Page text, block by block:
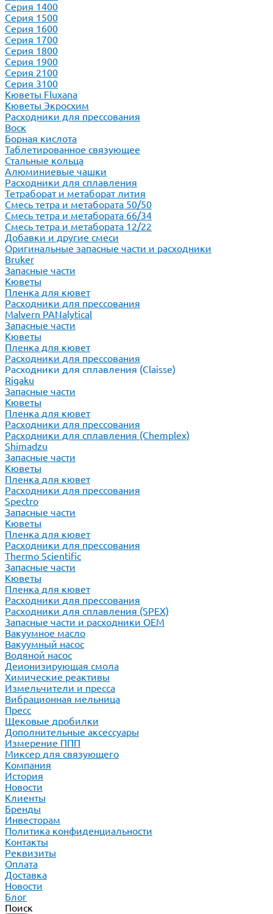
Серия 1400
Серия 1500
Серия 1600
Серия 1700
Серия 1800
Серия 1900
Серия 2100
Серия 3100
Кюветы Fluxana
Кюветы Экросхим
Расходники для прессования
Воск
Борная кислота
Таблетированное связующее
Стальные кольца
Алюминиевые чашки
Расходники для сплавления
Тетраборат и метаборат лития
Смесь тетра и метабората 50/50
Смесь тетра и метабората 66/34
Смесь тетра и метабората 12/22
Добавки и другие смеси
Оригинальные запасные части и расходники
Bruker
Запасные части
Кюветы
Пленка для кювет
Расходники для прессования
Malvern PANalytical
Запасные части
Кюветы
Пленка для кювет
Расходники для прессования
Расходники для сплавления (Claisse)
Rigaku
Запасные части
Кюветы
Пленка для кювет
Расходники для прессования
Расходники для сплавления (Chemplex)
Shimadzu
Запасные части
Кюветы
Пленка для кювет
Расходники для прессования
Spectro
Запасные части
Кюветы
Пленка для кювет
Расходники для прессования
Thermo Scientific
Запасные части
Кюветы
Пленка для кювет
Расходники для прессования
Расходники для сплавления (SPEX)
Запасные части и расходники ОЕМ
Вакуумное масло
Вакуумный насос
Водяной насос
Деионизирующая смола
Химические реактивы
Измельчители и пресса
Вибрационная мельница
Пресс
Щековые дробилки
Дополнительные аксессуары
Измерение ППП
Миксер для связующего
Компания
История
Новости
Клиенты
Бренды
Инвесторам
Политика конфиденциальности
Контакты
Реквизиты
Оплата
Доставка
Новости
Блог
Поиск